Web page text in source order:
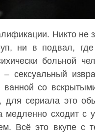
Никто не
ни в подвал,
больной
сексуальный
со
для сериала это
сходит с
Всё это вкупе с